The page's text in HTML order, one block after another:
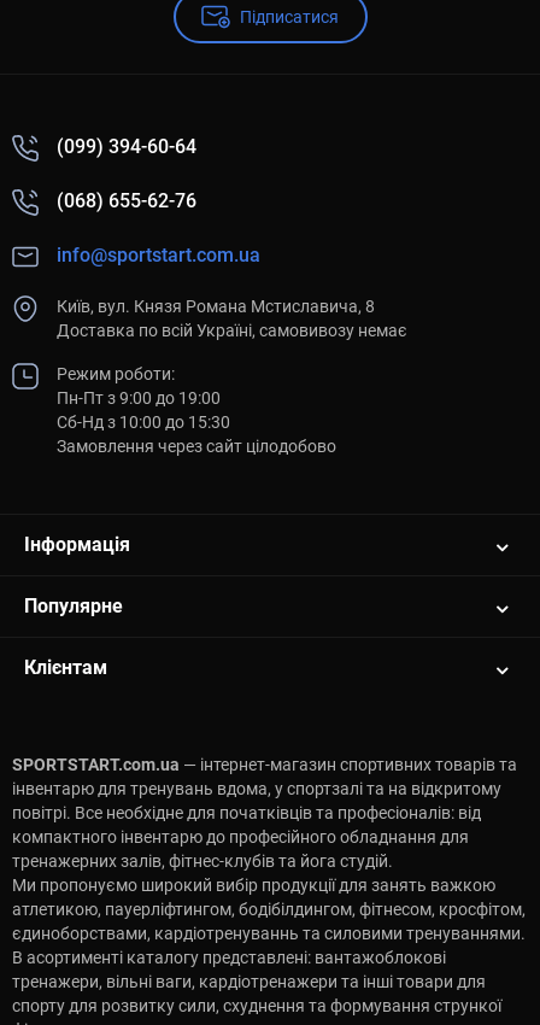
Підписатися
(099) 394-60-64
(068) 655-62-76
info@sportstart.com.ua
Київ, вул. Князя Романа Мстиславича, 8
Доставка по всій Україні, самовивозу немає
Режим роботи:
Пн-Пт з 9:00 до 19:00
Сб-Нд з 10:00 до 15:30
Замовлення через сайт цілодобово
Інформація
Популярне
Клієнтам
SPORTSTART.com.ua — інтернет-магазин спортивних товарів та
інвентарю для тренувань вдома, у спортзалі та на відкритому
повітрі. Все необхідне для початківців та професіоналів: від
компактного інвентарю до професійного обладнання для
тренажерних залів, фітнес-клубів та йога студій.
Ми пропонуємо широкий вибір продукції для занять важкою
атлетикою, пауерліфтингом, бодібілдингом, фітнесом, кросфітом,
єдиноборствами, кардіотренуваннь та силовими тренуваннями.
В асортименті каталогу представлені: вантажоблокові
тренажери, вільні ваги, кардіотренажери та інші товари для
спорту для розвитку сили, схуднення та формування стрункої